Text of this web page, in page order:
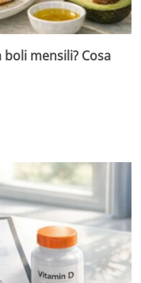
mensili? Cosa